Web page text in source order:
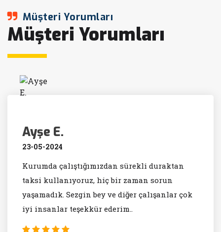
Müşteri Yorumları
Müşteri Yorumları
Ayşe E.
23-05-2024
Kurumda çalıştığımızdan sürekli duraktan
taksi kullanıyoruz, hiç bir zaman sorun
yaşamadık. Sezgin bey ve diğer çalışanlar çok
iyi insanlar teşekkür ederim..